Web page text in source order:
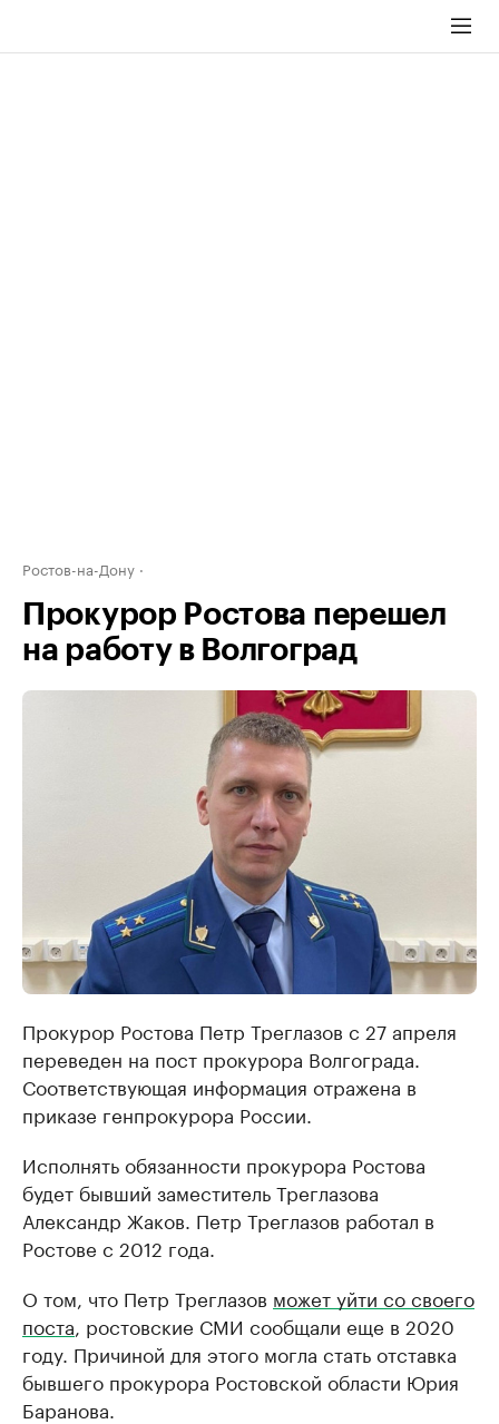
Ростов-на-Дону
Прокурор Ростова перешел
на работу в Волгоград
Прокурор Ростова Петр Треглазов с 27 апреля
переведен на пост прокурора Волгограда.
Соответствующая информация отражена в
приказе генпрокурора России.
Исполнять обязанности прокурора Ростова
будет бывший заместитель Треглазова
Александр Жаков. Петр Треглазов работал в
Ростове с 2012 года.
О том, что Петр Треглазов может уйти со своего
поста , ростовские СМИ сообщали еще в 2020
году. Причиной для этого могла стать отставка
бывшего прокурора Ростовской области Юрия
Баранова.